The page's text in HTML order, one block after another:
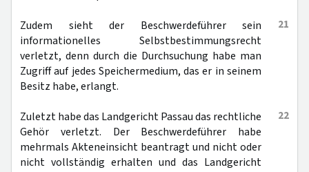
21
Zudem sieht der Beschwerdeführer sein
informationelles Selbstbestimmungsrecht
verletzt, denn durch die Durchsuchung habe man
Zugriff auf jedes Speichermedium, das er in seinem
Besitz habe, erlangt.
22
Zuletzt habe das Landgericht Passau das rechtliche
Gehör verletzt. Der Beschwerdeführer habe
mehrmals Akteneinsicht beantragt und nicht oder
nicht vollständig erhalten und das Landgericht